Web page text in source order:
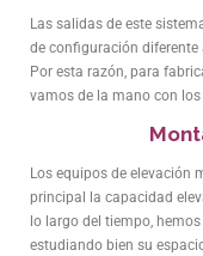
Las salidas de este
de configuración
Por esta razón, para
vamos de la mano con
Los equipos de elevación
principal la capacidad
lo largo del tiempo,
estudiando bien su